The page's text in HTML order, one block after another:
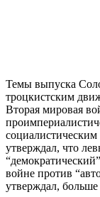
Темы выпуска
троцкистским
Вторая мировая
утверждал, что
войне против
утверждал, больше